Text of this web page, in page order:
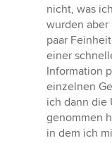
nicht, was
wurden aber
paar
einer
Information
einzelnen
ich dann die
genommen
in dem ich